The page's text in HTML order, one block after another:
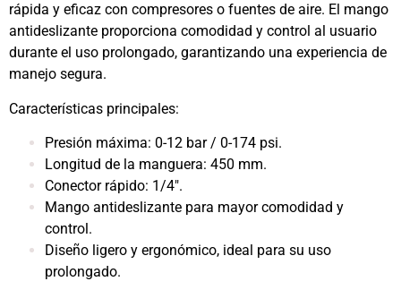
rápida y eficaz con compresores o fuentes de aire. El mango
antideslizante proporciona comodidad y control al usuario
durante el uso prolongado, garantizando una experiencia de
manejo segura.
Características principales:
Presión máxima: 0-12 bar / 0-174 psi.
Longitud de la manguera: 450 mm.
Conector rápido: 1/4″.
Mango antideslizante para mayor comodidad y
control.
Diseño ligero y ergonómico, ideal para su uso
prolongado.